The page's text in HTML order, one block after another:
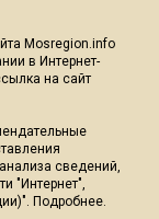
Mosregion.info
в Интернет-
на сайт
сведений,
"Интернет",
Подробнее.